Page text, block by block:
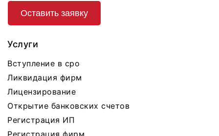
Оставить заявку
Услуги
Вступление в сро
Ликвидация фирм
Лицензирование
Открытие банковских счетов
Регистрация ИП
Регистрация фирм